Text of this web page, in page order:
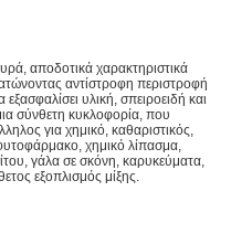
αποδοτικά χαρακτηριστικά
αντίστροφη περιστροφή
υλική, σπειροειδή και
σύνθετη κυκλοφορία, που
για χημικό, καθαριστικός,
χημικό λίπασμα,
γάλα σε σκόνη, καρυκεύματα,
εξοπλισμός μίξης.